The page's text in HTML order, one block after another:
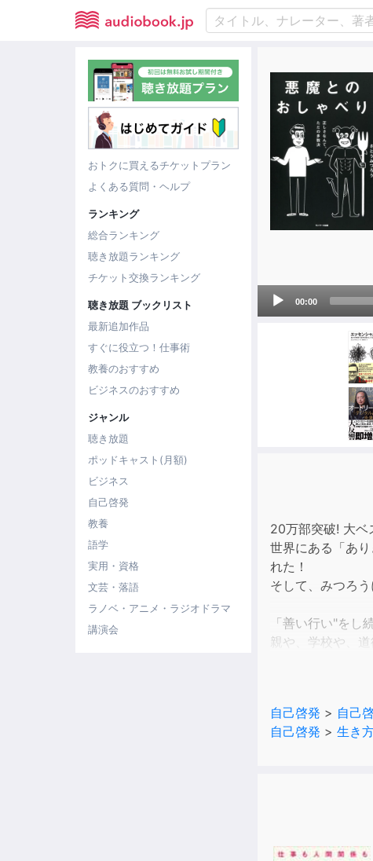
おトクに買えるチケットプラン
よくある質問・ヘルプ
ランキング
総合ランキング
聴き放題ランキング
チケット交換ランキング
聴き放題 ブックリスト
最新追加作品
すぐに役立つ！仕事術
教養のおすすめ
ビジネスのおすすめ
ジャンル
聴き放題
ポッドキャスト(月額)
ビジネス
自己啓発
教養
語学
実用・資格
文芸・落語
ラノベ・アニメ・ラジオドラマ
講演会
Audio
00:00
20万部突破! 大ベ
世界にある「あ
れた！
そして、みつろう
「善い行い"をし
親や、学校や、
我が悪の軍団は
何も言い返せな
ただ、乗ったそ
自己啓発 > 自己
自己啓発 > 生き